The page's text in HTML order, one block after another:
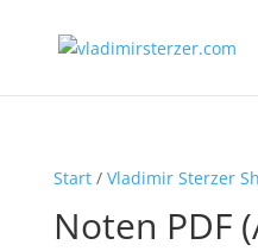
Start/ Vladimir Sterzer
Noten PDF